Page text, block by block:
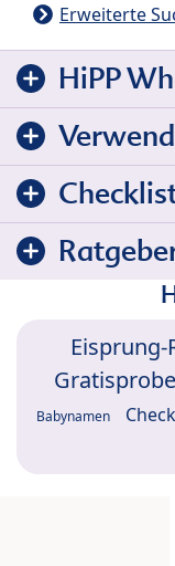
Erweiterte
HiPP
Eisprung-
Babynamen